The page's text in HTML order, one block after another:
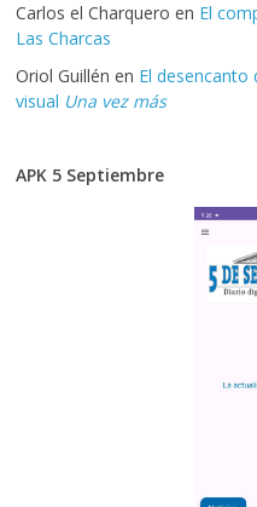
Carlos el Charquero en El
Las Charcas
Oriol Guillén en El desencanto
visual Una vez más
APK 5 Septiembre